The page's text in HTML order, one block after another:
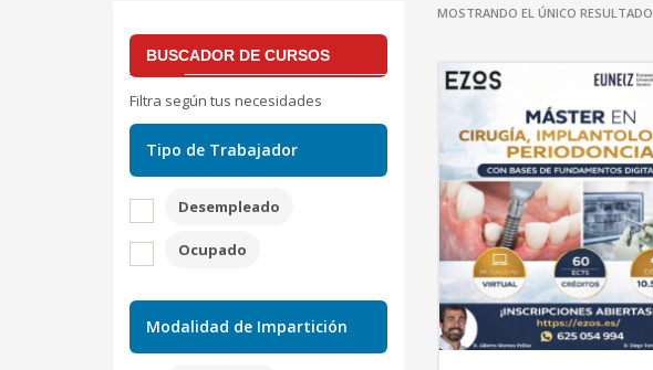
MOSTRANDO EL ÚNICO RESULTADO
BUSCADOR DE CURSOS
Filtra según tus necesidades
Tipo de Trabajador
Desempleado
Ocupado
Modalidad de Impartición